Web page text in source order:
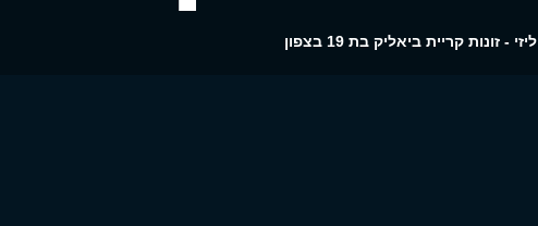
ליזי - זונות קריית ביאליק בת 19 בצפון